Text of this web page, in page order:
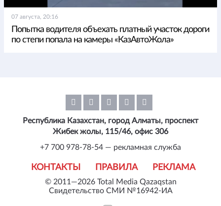
07 августа, 20:16
Попытка водителя объехать платный участок дороги
по степи попала на камеры «КазАвтоЖола»
© 2011—2026 Total Media Qazaqstan
Свидетельство СМИ №16942-ИА
КОНТАКТЫ ПРАВИЛА РЕКЛАМА
Республика Казахстан, город Алматы, проспект
Жибек жолы, 115/46, офис 306
+7 700 978-78-54 — рекламная служба